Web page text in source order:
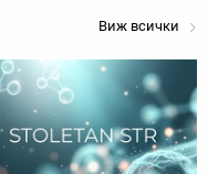
Виж всички